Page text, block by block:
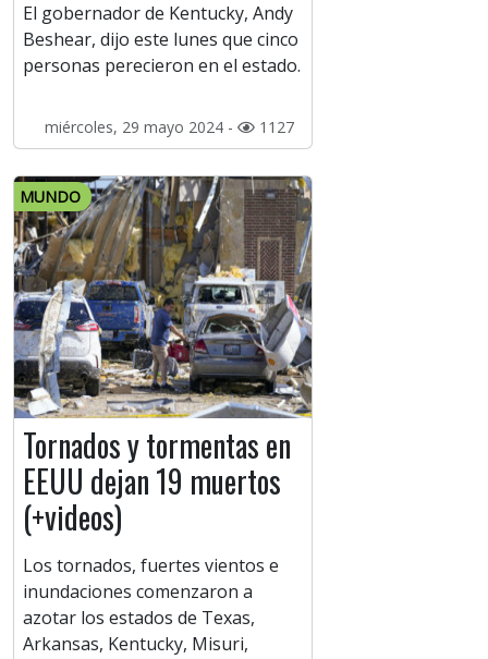
El gobernador de Kentucky, Andy
Beshear, dijo este lunes que cinco
personas perecieron en el estado.
miércoles, 29 mayo 2024 - 1127
MUNDO
Tornados y tormentas en
EEUU dejan 19 muertos
(+videos)
Los tornados, fuertes vientos e
inundaciones comenzaron a
azotar los estados de Texas,
Arkansas, Kentucky, Misuri,